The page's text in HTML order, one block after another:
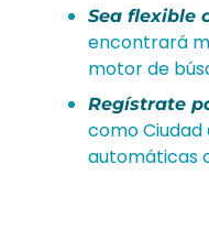
Sea flexible
encontrará
motor de
Regístrate
como
automáticas